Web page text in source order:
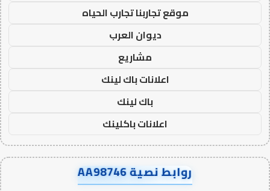
موقع تجاربنا تجارب الحياه
ديوان العرب
مشاريع
اعلانات باك لينك
باك لينك
اعلانات باكلينك
روابط نصية AA98746